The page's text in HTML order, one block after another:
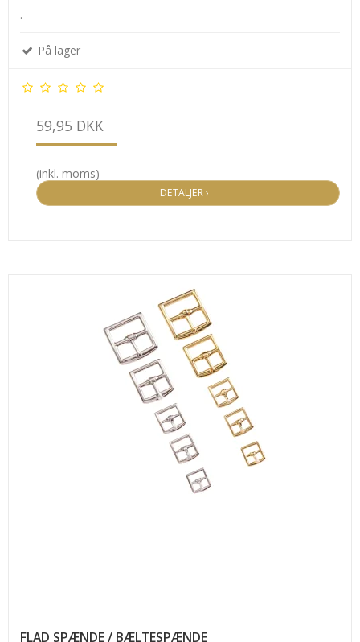
.
På lager
59,95 DKK
(inkl. moms)
DETALJER ›
FLAD SPÆNDE / BÆLTESPÆNDE